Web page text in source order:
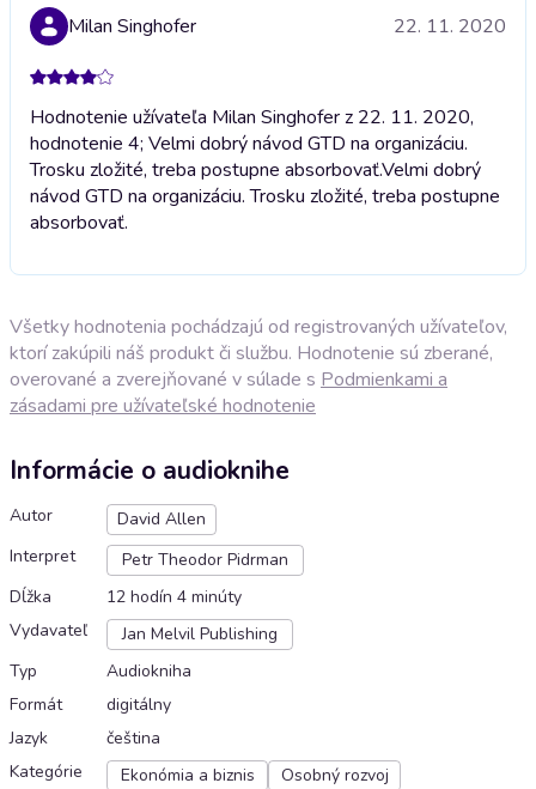
Milan Singhofer 22. 11. 2020
Hodnotenie užívateľa Milan Singhofer z 22. 11. 2020,
hodnotenie 4; Velmi dobrý návod GTD na organizáciu.
Trosku zložité, treba postupne absorbovať.Velmi dobrý
návod GTD na organizáciu. Trosku zložité, treba postupne
absorbovať.
Všetky hodnotenia pochádzajú od registrovaných užívateľov,
ktorí zakúpili náš produkt či službu. Hodnotenie sú zberané,
overované a zverejňované v súlade s Podmienkami a
zásadami pre užívateľské hodnotenie
Informácie o audioknihe
Autor
David Allen
Interpret
Petr Theodor Pidrman
Dĺžka
12 hodín 4 minúty
Vydavateľ
Jan Melvil Publishing
Typ
Audiokniha
Formát
digitálny
Jazyk
čeština
Kategórie
Ekonómia a biznis Osobný rozvoj